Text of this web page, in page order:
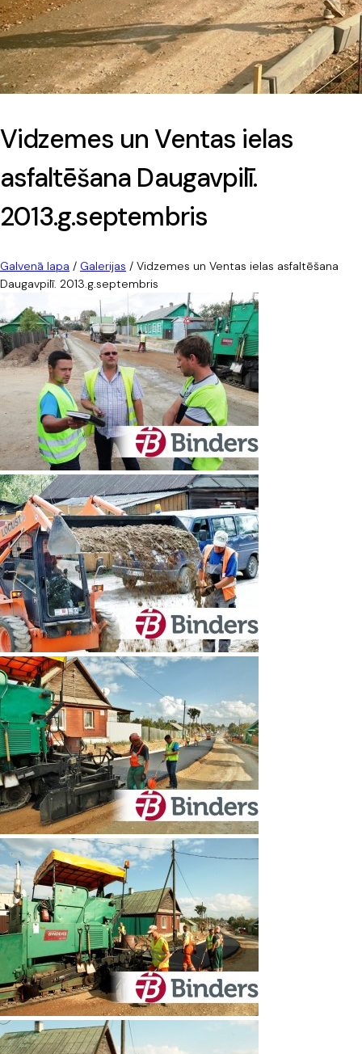
Vidzemes un Ventas ielas
asfaltēšana Daugavpilī.
2013.g.septembris
Galvenā lapa / Galerijas / Vidzemes un Ventas ielas asfaltēšana
Daugavpilī. 2013.g.septembris